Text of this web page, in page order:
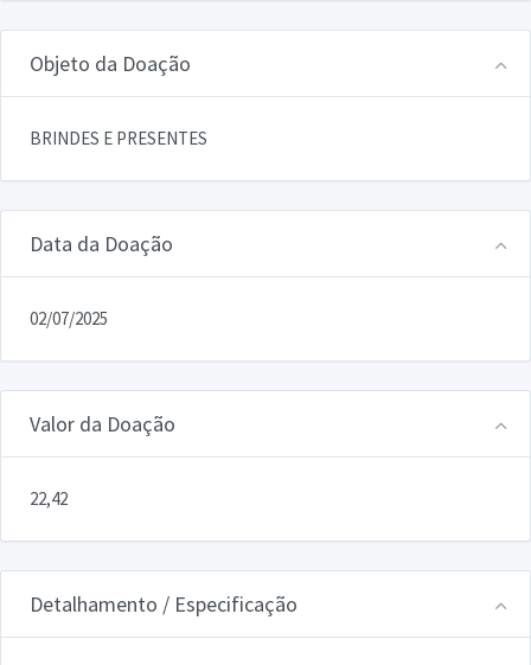
Objeto da Doação
BRINDES E PRESENTES
Data da Doação
02/07/2025
Valor da Doação
22,42
Detalhamento / Especificação